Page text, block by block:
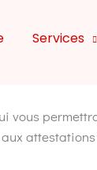
Services
vous